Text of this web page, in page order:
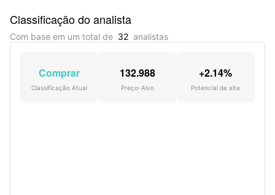
Classificação do analista
Com base em um total de 32 analistas
Comprar
Classificação Atual
132.988
Preço-Alvo
+2.14%
Potencial de alta